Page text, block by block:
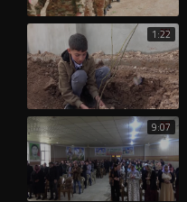
1:22
9:07